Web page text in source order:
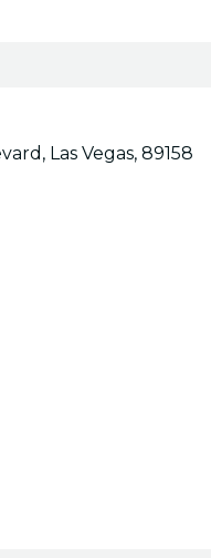
Las Vegas, 89158